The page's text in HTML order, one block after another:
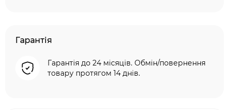
Гарантія
Гарантія до 24 місяців. Обмін/повернення
товару протягом 14 днів.